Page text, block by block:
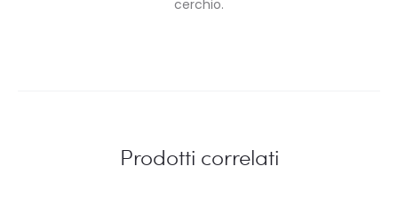
cerchio.
Prodotti correlati